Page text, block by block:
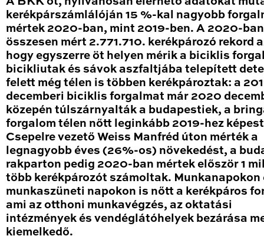
kerékpárszámlálóján 15 %-kal nagyobb
mértek 2020-ban, mint 2019-ben. A 2020-ban
összesen mért 2.771.710. kerékpározó rekord
hogy egyszerre öt helyen mérik a biciklis
bicikliutak és sávok aszfaltjába telepített
felett még télen is többen kerékpároztak: a
decemberi biciklis forgalmat már 2020
közepén túlszárnyalták a budapestiek, a
forgalom télen nőtt leginkább 2019-hez
Csepelre vezető Weiss Manfréd úton mérték a
legnagyobb éves (26%-os) növekedést, a
rakparton pedig 2020-ban mértek először 1
több kerékpározót számoltak. Munkanapokon
munkaszüneti napokon is nőtt a kerékpáros
ami az otthoni munkavégzés, az oktatási
intézmények és vendéglátóhelyek bezárása
kiemelkedő.